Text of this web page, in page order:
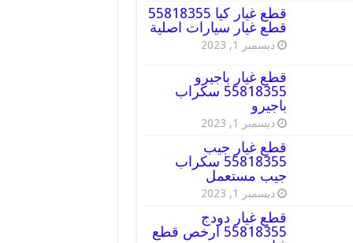
قطع غيار كيا 55818355
قطع غيار سيارات اصلية
ديسمبر 1, 2023
قطع غيار باجيرو
55818355 سكراب
باجيرو
ديسمبر 1, 2023
قطع غيار جيب
55818355 سكراب
جيب مستعمل
ديسمبر 1, 2023
قطع غيار دودج
55818355 ارخص قطع